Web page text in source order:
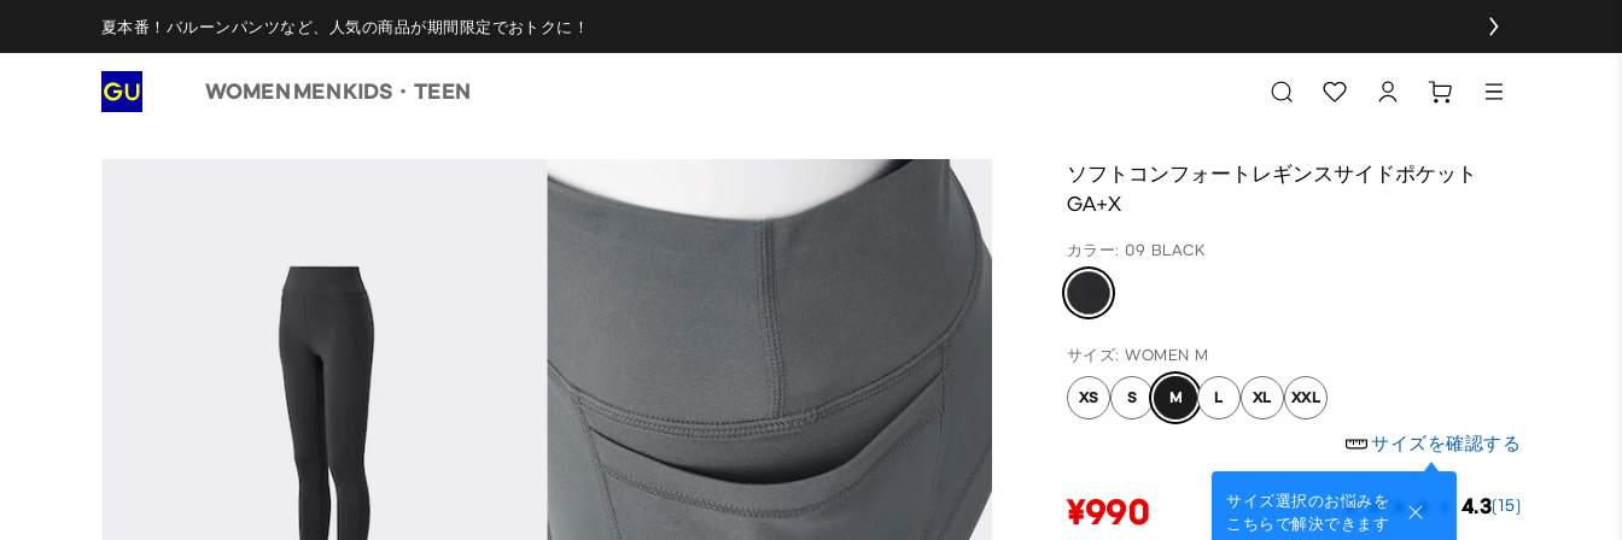
夏本番！バルーンパンツなど、人気の商品が期間限定でおトクに！
WOMEN MENKIDS・TEEN
ソフトコンフォートレギンスサイドポケット
GA+X
カラー: 09 BLACK
サイズ: WOMEN M
XS S M L XL XXL
サイズを確認する
サイズ選択のお悩みを
こちらで解決できます
¥990 4.3(15)